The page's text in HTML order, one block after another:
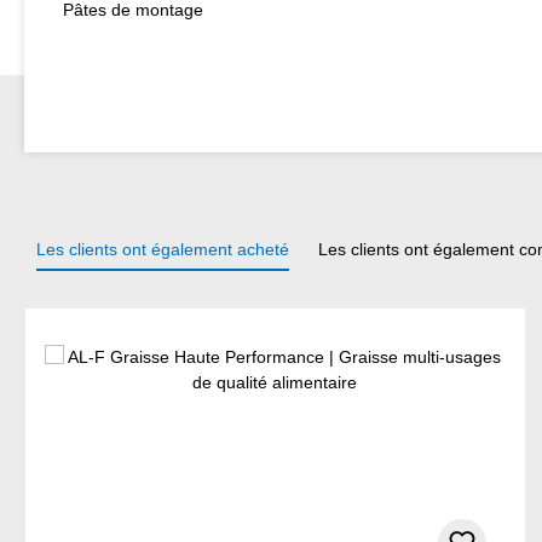
Pâtes de montage
Les clients ont également acheté Les clients ont également